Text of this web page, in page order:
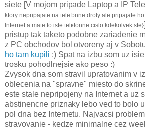
siete [V mojom pripade Laptop a IP
ktory nepripajate na telefonne droty ale pripajate
Internet a mate to iste telefonne cislo kdekolvek ste}
pristup tak taketo podobne zariadenie
z PC obchodov bol otvoreny aj v
ho tam kupili :) Spat na izbu som uz
trosku pohodlnejsie ako peso :)
Zvysok dna som stravil upratovanim v
oblecenia na "spravne" miesto do
este stale nepripojeny na Internet a uz
abstinencne priznaky lebo ved to bolo
pol dna bez Internetu. Najvacsi
stravovanie - kedze minimalne cez